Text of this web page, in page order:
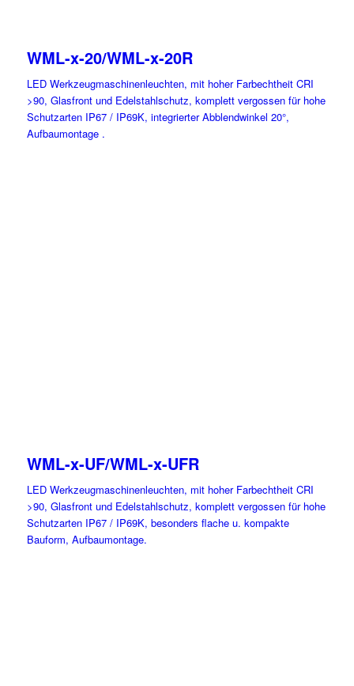
WML-x-20/WML-x-20R
LED Werkzeugmaschinenleuchten, mit hoher Farbechtheit CRI
>90, Glasfront und Edelstahlschutz, komplett vergossen für hohe
Schutzarten IP67 / IP69K, integrierter Abblendwinkel 20°,
Aufbaumontage .
WML-x-UF/WML-x-UFR
LED Werkzeugmaschinenleuchten, mit hoher Farbechtheit CRI
>90, Glasfront und Edelstahlschutz, komplett vergossen für hohe
Schutzarten IP67 / IP69K, besonders flache u. kompakte
Bauform, Aufbaumontage.